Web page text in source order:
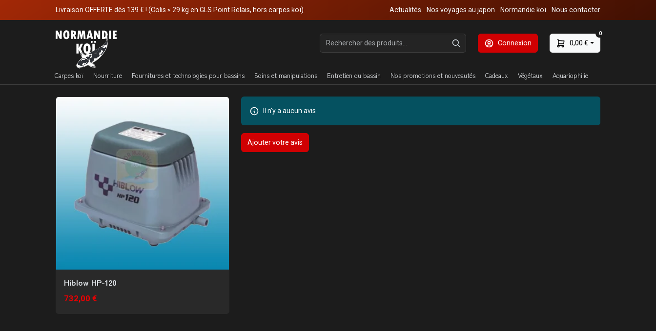
Livraison OFFERTE dès 139 € ! (Colis ≤ 29 kg en GLS Point Relais, hors carpes koï) Actualités Nos voyages au japon Normandie koï Nous contacter
Connexion 0,00 €
0
Carpes koï Nourriture Fournitures et technologies pour bassins Soins et manipulations Entretien du bassin Nos promotions et nouveautés Cadeaux Végétaux Aquariophilie
Hiblow HP-120
732,00 €
Il n'y a aucun avis
Ajouter votre avis